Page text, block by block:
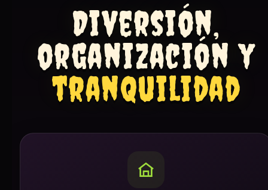
Diversión,
organización y
tranquilidad